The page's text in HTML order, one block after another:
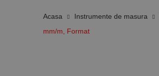
Acasa Instrumente de masura
mm/m, Format